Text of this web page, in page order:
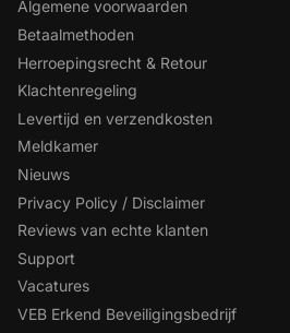
Algemene voorwaarden
Betaalmethoden
Herroepingsrecht & Retour
Klachtenregeling
Levertijd en verzendkosten
Meldkamer
Nieuws
Privacy Policy / Disclaimer
Reviews van echte klanten
Support
Vacatures
VEB Erkend Beveiligingsbedrijf